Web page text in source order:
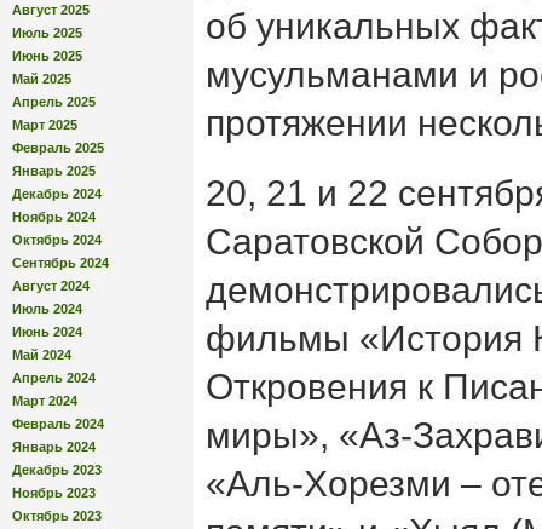
Август 2025
Июль 2025
Июнь 2025
Май 2025
Апрель 2025
Март 2025
Февраль 2025
Январь 2025
Декабрь 2024
Ноябрь 2024
Октябрь 2024
Сентябрь 2024
Август 2024
Июль 2024
Июнь 2024
Май 2024
Апрель 2024
Март 2024
Февраль 2024
Январь 2024
Декабрь 2023
Ноябрь 2023
Октябрь 2023
об уникальных
мусульманами и
протяжении
20, 21 и 22
Саратовской
фильмы «История
Откровения к
миры», «Аз-
«Аль-Хорезми –